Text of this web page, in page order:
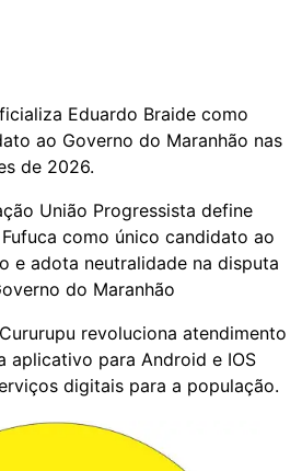
Eduardo Braide como
ao Governo do Maranhão nas
de 2026.
União Progressista define
como único candidato ao
e adota neutralidade na disputa
do Maranhão
revoluciona atendimento
aplicativo para Android e IOS
digitais para a população.